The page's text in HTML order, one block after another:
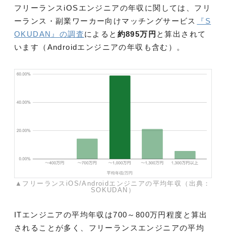
フリーランスiOSエンジニアの年収に関しては、フリ
ーランス・副業ワーカー向けマッチングサービス
『S
OKUDAN』の調査によると 約895万円 と算出されて
います（Androidエンジニアの年収も含む）。
▲フリーランスiOS/Androidエンジニアの平均年収（出典：
SOKUDAN）
ITエンジニアの平均年収は700～800万円程度と算出
されることが多く、フリーランスエンジニアの平均